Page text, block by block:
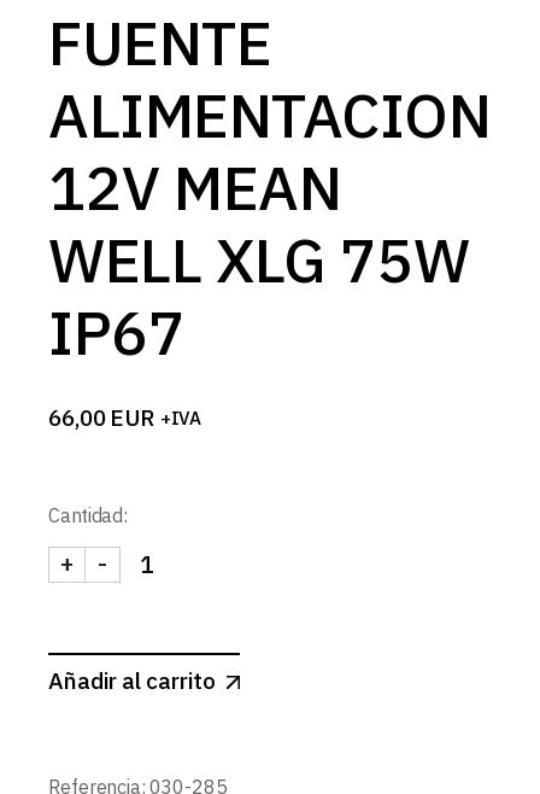
FUENTE
ALIMENTACION
12V MEAN
WELL XLG 75W
IP67
66,00 EUR +IVA
Cantidad:
FUENTE ALIMENTACION 12V MEAN WELL XLG
-
+
Añadir al carrito
Referencia: 030-285